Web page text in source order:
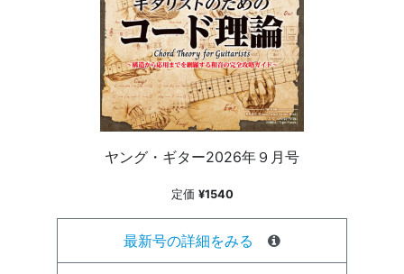
ヤング・ギター2026年９月号
定価 ¥1540
最新号の詳細をみる